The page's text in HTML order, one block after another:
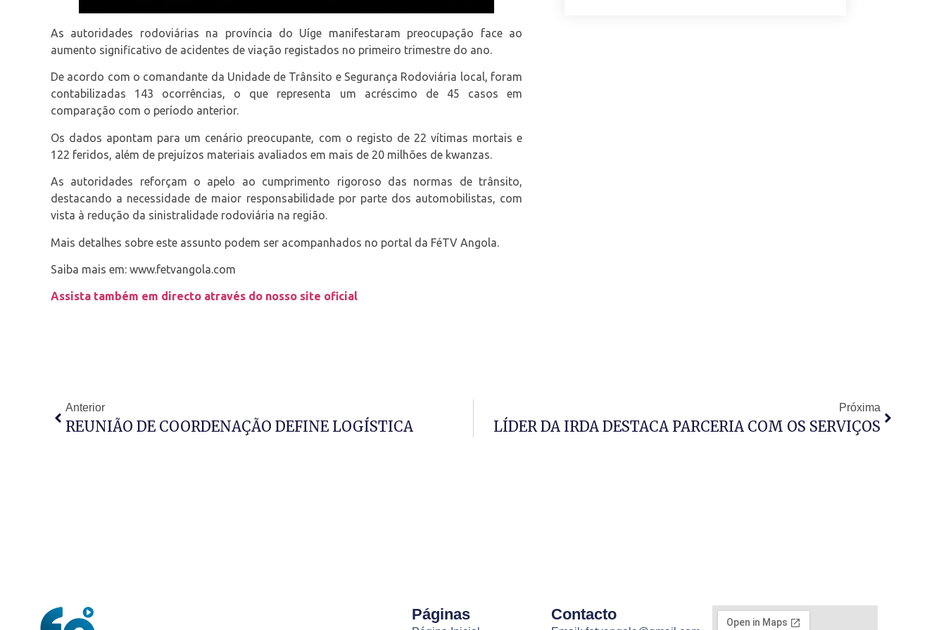
As autoridades rodoviárias na província do Uíge manifestaram preocupação face ao
aumento significativo de acidentes de viação registados no primeiro trimestre do ano.
De acordo com o comandante da Unidade de Trânsito e Segurança Rodoviária local, foram
contabilizadas 143 ocorrências, o que representa um acréscimo de 45 casos em
comparação com o período anterior.
Os dados apontam para um cenário preocupante, com o registo de 22 vítimas mortais e
122 feridos, além de prejuízos materiais avaliados em mais de 20 milhões de kwanzas.
As autoridades reforçam o apelo ao cumprimento rigoroso das normas de trânsito,
destacando a necessidade de maior responsabilidade por parte dos automobilistas, com
vista à redução da sinistralidade rodoviária na região.
Mais detalhes sobre este assunto podem ser acompanhados no portal da FéTV Angola.
Saiba mais em: www.fetvangola.com⁠
Assista também em directo através do nosso site oficial
Anterior
REUNIÃO DE COORDENAÇÃO DEFINE LOGÍSTICA
Próxima
LÍDER DA IRDA DESTACA PARCERIA COM OS SERVIÇOS
Páginas Contacto